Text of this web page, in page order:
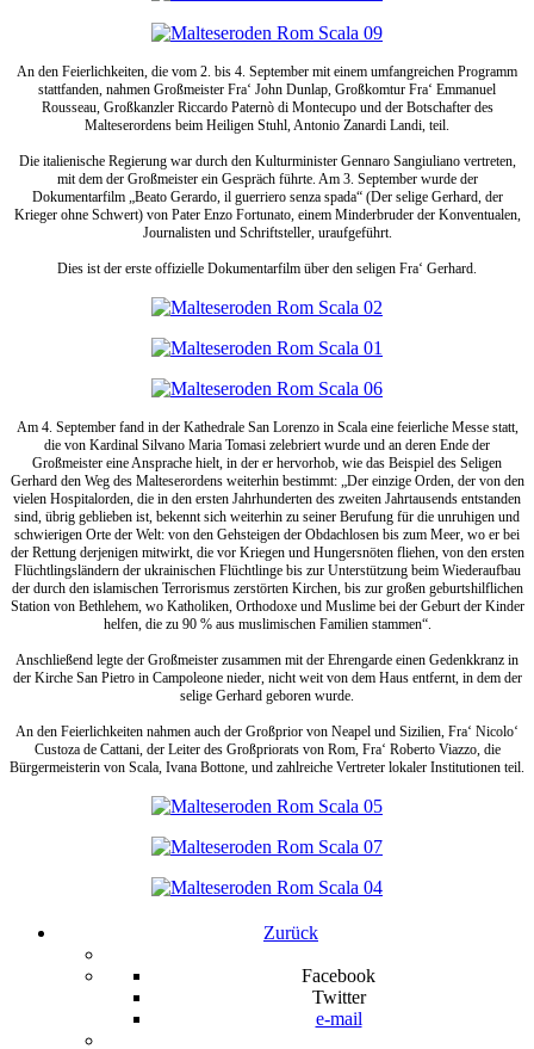
An den Feierlichkeiten, die vom 2. bis 4. September mit einem umfangreichen Programm
stattfanden, nahmen Großmeister Fra‘ John Dunlap, Großkomtur Fra‘ Emmanuel
Rousseau, Großkanzler Riccardo Paternò di Montecupo und der Botschafter des
Malteserordens beim Heiligen Stuhl, Antonio Zanardi Landi, teil.
Die italienische Regierung war durch den Kulturminister Gennaro Sangiuliano vertreten,
mit dem der Großmeister ein Gespräch führte. Am 3. September wurde der
Dokumentarfilm „Beato Gerardo, il guerriero senza spada“ (Der selige Gerhard, der
Krieger ohne Schwert) von Pater Enzo Fortunato, einem Minderbruder der Konventualen,
Journalisten und Schriftsteller, uraufgeführt.
Dies ist der erste offizielle Dokumentarfilm über den seligen Fra‘ Gerhard.
Am 4. September fand in der Kathedrale San Lorenzo in Scala eine feierliche Messe statt,
die von Kardinal Silvano Maria Tomasi zelebriert wurde und an deren Ende der
Großmeister eine Ansprache hielt, in der er hervorhob, wie das Beispiel des Seligen
Gerhard den Weg des Malteserordens weiterhin bestimmt: „Der einzige Orden, der von den
vielen Hospitalorden, die in den ersten Jahrhunderten des zweiten Jahrtausends entstanden
sind, übrig geblieben ist, bekennt sich weiterhin zu seiner Berufung für die unruhigen und
schwierigen Orte der Welt: von den Gehsteigen der Obdachlosen bis zum Meer, wo er bei
der Rettung derjenigen mitwirkt, die vor Kriegen und Hungersnöten fliehen, von den ersten
Flüchtlingsländern der ukrainischen Flüchtlinge bis zur Unterstützung beim Wiederaufbau
der durch den islamischen Terrorismus zerstörten Kirchen, bis zur großen geburtshilflichen
Station von Bethlehem, wo Katholiken, Orthodoxe und Muslime bei der Geburt der Kinder
helfen, die zu 90 % aus muslimischen Familien stammen“.
Anschließend legte der Großmeister zusammen mit der Ehrengarde einen Gedenkkranz in
der Kirche San Pietro in Campoleone nieder, nicht weit von dem Haus entfernt, in dem der
selige Gerhard geboren wurde.
An den Feierlichkeiten nahmen auch der Großprior von Neapel und Sizilien, Fra‘ Nicolo‘
Custoza de Cattani, der Leiter des Großpriorats von Rom, Fra‘ Roberto Viazzo, die
Bürgermeisterin von Scala, Ivana Bottone, und zahlreiche Vertreter lokaler Institutionen teil.
Zurück
Facebook
Twitter
e-mail